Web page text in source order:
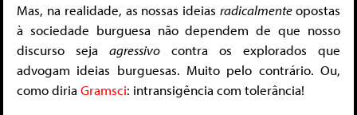
Mas, na realidade, as nossas ideiasradicalmenteopostas
à sociedade burguesa não dependem de que nosso
discurso seja agressivo contra os explorados que
advogam ideias burguesas. Muito pelo contrário. Ou,
como diria Gramsci: intransigência com tolerância!